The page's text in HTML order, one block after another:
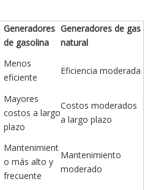
Generadores
de gasolina
Generadores de gas
natural
Menos
eficiente
Eficiencia moderada
Mayores
costos a largo
plazo
Costos moderados
a largo plazo
Mantenimient
o más alto y
frecuente
Mantenimiento
moderado